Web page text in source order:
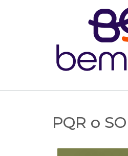
PQR o